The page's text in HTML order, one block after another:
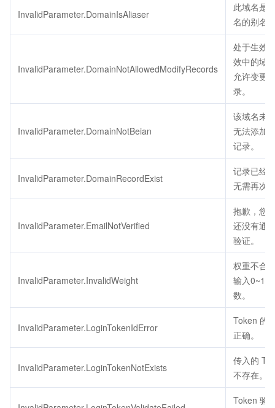
InvalidParameter.DomainIsAliaser
此域名是
名的别名
InvalidParameter.DomainNotAllowedModifyRecords
处于生效
效中的域
允许变更
录。
InvalidParameter.DomainNotBeian
该域名未
无法添加
记录。
InvalidParameter.DomainRecordExist
记录已经
无需再次
InvalidParameter.EmailNotVerified
抱歉，您
还没有通
验证。
InvalidParameter.InvalidWeight
权重不合
输入
数。
InvalidParameter.LoginTokenIdError
Token 的
正确。
InvalidParameter.LoginTokenNotExists
传入的
不存在。
Token 验